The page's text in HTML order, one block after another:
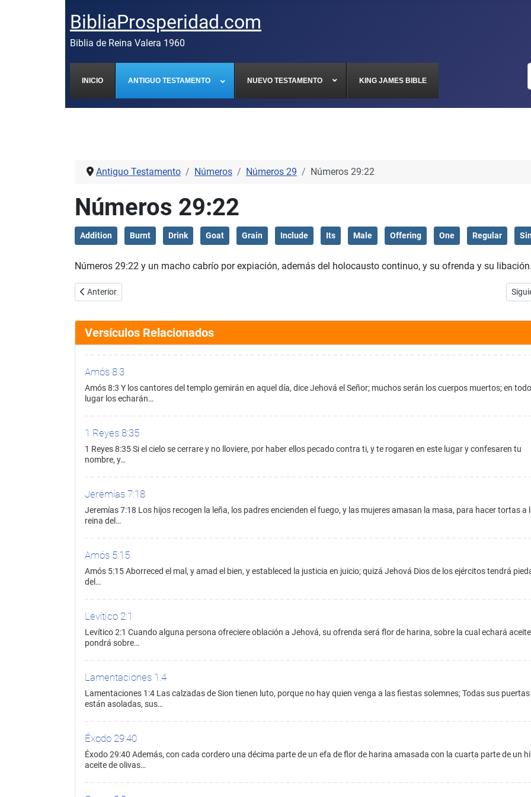
BibliaProsperidad.com
Biblia de Reina Valera 1960
INICIO ANTIGUO TESTAMENTO NUEVO TESTAMENTO KING JAMES BIBLE
Antiguo Testamento Números Números 29 Números 29:22
Números 29:22
Addition Burnt Drink Goat Grain Include Its Male Offering One Regular Sin
Números 29:22 y un macho cabrío por expiación, además del holocausto continuo, y su ofrenda y su libación.
Artículo anterior: Números 29:21
Anterior
Versículos Relacionados
Amós 8:3
Amós 8:3 Y los cantores del templo gemirán en aquel día, dice Jehová el Señor; muchos serán los cuerpos muertos; en todo
lugar los echarán…
1 Reyes 8:35
1 Reyes 8:35 Si el cielo se cerrare y no lloviere, por haber ellos pecado contra ti, y te rogaren en este lugar y confesaren tu
nombre, y…
Jeremías 7:18
Jeremías 7:18 Los hijos recogen la leña, los padres encienden el fuego, y las mujeres amasan la masa, para hacer tortas a
reina del…
Amós 5:15
Amós 5:15 Aborreced el mal, y amad el bien, y estableced la justicia en juicio; quizá Jehová Dios de los ejércitos tendrá
del…
Levítico 2:1
Levítico 2:1 Cuando alguna persona ofreciere oblación a Jehová, su ofrenda será flor de harina, sobre la cual echará
pondrá sobre…
Lamentaciones 1:4
Lamentaciones 1:4 Las calzadas de Sion tienen luto, porque no hay quien venga a las fiestas solemnes; Todas sus puertas
están asoladas, sus…
Éxodo 29:40
Éxodo 29:40 Además, con cada cordero una décima parte de un efa de flor de harina amasada con la cuarta parte de un
aceite de olivas…